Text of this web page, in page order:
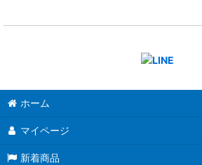
ホーム
マイページ
新着商品